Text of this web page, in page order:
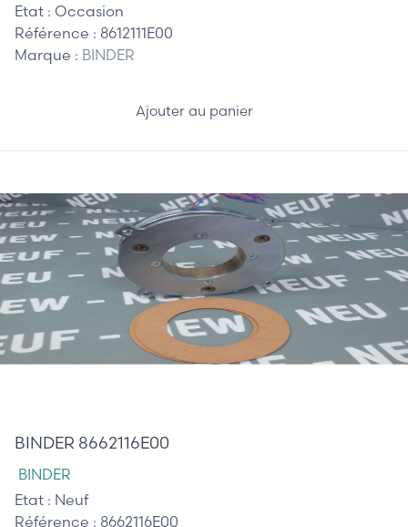
Etat : Occasion
Référence : 8612111E00
Marque : BINDER
Ajouter au panier
BINDER 8662116E00
BINDER
Etat : Neuf
Référence : 8662116E00